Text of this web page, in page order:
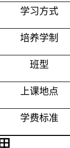
学习方式
培养学制
班型
上课地点
学费标准